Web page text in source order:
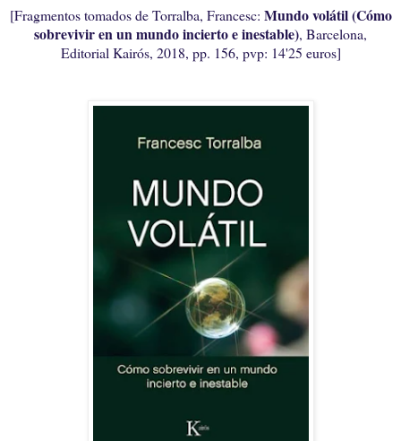
[Fragmentos tomados de Torralba, Francesc: Mundo volátil (Cómo
sobrevivir en un mundo incierto e inestable), Barcelona,
Editorial Kairós, 2018, pp. 156, pvp: 14'25 euros]